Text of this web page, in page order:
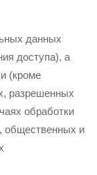
данных
доступа), а
(кроме
разрешенных
обработки
общественных и